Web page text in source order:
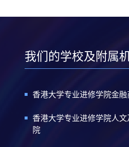
我们的学校及附属
香港大学专业进修学院金
香港大学专业进修学院人
院